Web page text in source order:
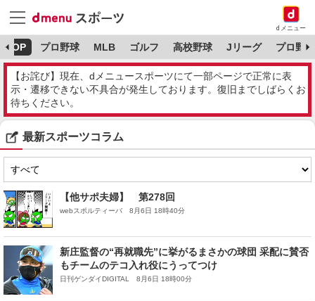
dメニュー
TOP プロ野球 MLB ゴルフ 高校野球 Jリーグ プロ野
【お詫び】現在、dメニュースポーツにて一部ページで正常に表
示・遷移できない不具合が発生しております。復旧までしばらくお
待ちください。
最新スポーツコラム
【他サポ夫婦】 第278回
webスポルティーバ 8月6日 18時40分
新庄監督の“再就職先”に挙がるまさかの球団 采配に賛否
もチームのテコ入れ役にうってつけ
日刊ゲンダイDIGITAL 8月6日 18時00分